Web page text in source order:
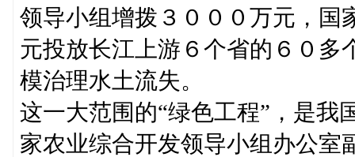
领导小组增拨３０００万元，国
元投放长江上游６个省的６０多
模治理水土流失。
这一大范围的“绿色工程”，是我
家农业综合开发领导小组办公室